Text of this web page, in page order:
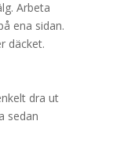
Arbeta
ena sidan.
däcket.
dra ut
sedan